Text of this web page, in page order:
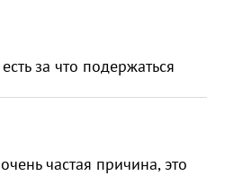
за что подержаться
частая причина, это